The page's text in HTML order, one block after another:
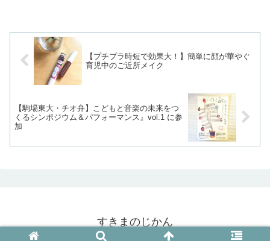
【プチプラ時短で効果大！】簡単に顔が華やぐ
育児中のご近所メイク
【駒場東大・チオ弁】こどもと音楽の未来をつ
くるシンポジウム＆パフォーマンス』vol.1 に参
加
すきまのじかん